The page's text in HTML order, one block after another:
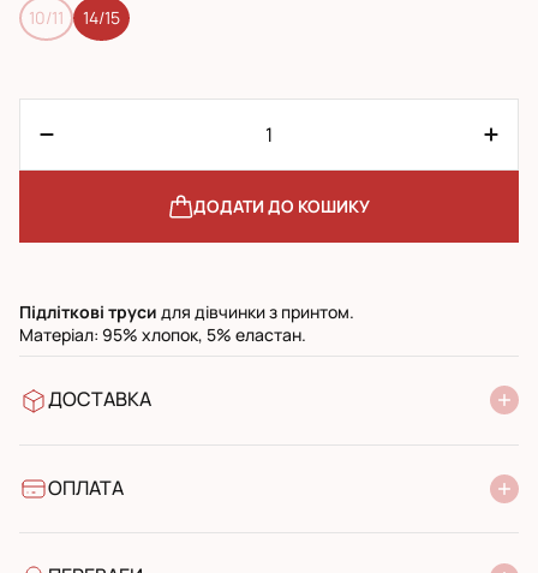
10/11 14/15
ДОДАТИ ДО КОШИКУ
Підліткові труси для дівчинки з принтом.
Матеріал: 95% хлопок, 5% еластан.
ДОСТАВКА
УкрПошта стандарт
ОПЛАТА
Банківський переказ